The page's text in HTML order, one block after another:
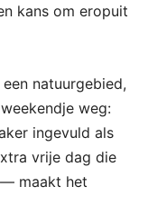
kans om eropuit
natuurgebied,
weg:
ingevuld als
vrije dag die
maakt het